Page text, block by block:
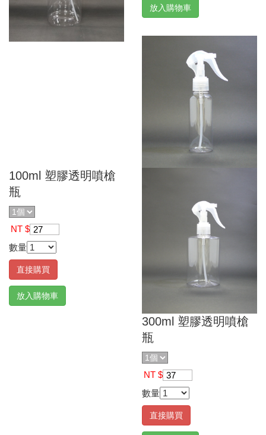
放入購物車
100ml 塑膠透明噴槍
瓶
NT $ 27
數量
直接購買
放入購物車
300ml 塑膠透明噴槍
瓶
NT $ 37
數量
直接購買